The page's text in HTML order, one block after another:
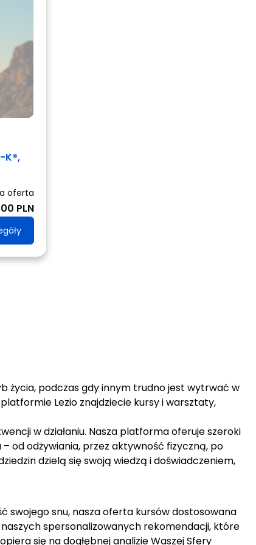
K®,
oferta
PLN
życia, podczas gdy innym trudno jest wytrwać w
Lezio znajdziecie kursy i warsztaty,
w działaniu. Nasza platforma oferuje szeroki
od odżywiania, przez aktywność fizyczną, po
dzielą się swoją wiedzą i doświadczeniem,
swojego snu, nasza oferta kursów dostosowana
spersonalizowanych rekomendacji, które
się na dogłębnej analizie Waszej Sfery